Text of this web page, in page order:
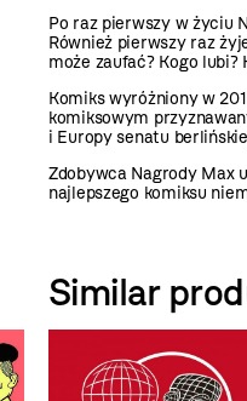
Po raz pierwszy w życiu
Również pierwszy raz
może zaufać? Kogo lubi?
Komiks wyróżniony w
komiksowym
i Europy senatu
Zdobywca Nagrody Max
najlepszego komiksu
Similar